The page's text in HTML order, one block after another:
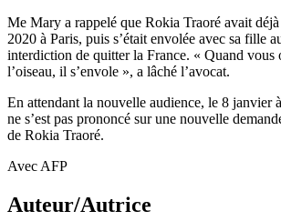
Me Mary a rappelé que Rokia Traoré avait déjà
2020 à Paris, puis s’était envolée avec sa fille
interdiction de quitter la France. « Quand vous
l’oiseau, il s’envole », a lâché l’avocat.
En attendant la nouvelle audience, le 8 janvier
ne s’est pas prononcé sur une nouvelle
de Rokia Traoré.
Avec AFP
Auteur/Autrice